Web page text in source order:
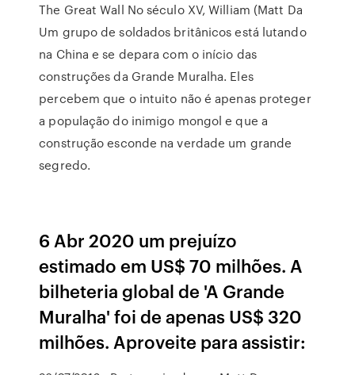
The Great Wall No século XV, William (Matt Da
Um grupo de soldados britânicos está lutando
na China e se depara com o início das
construções da Grande Muralha. Eles
percebem que o intuito não é apenas proteger
a população do inimigo mongol e que a
construção esconde na verdade um grande
segredo.
6 Abr 2020 um prejuízo
estimado em US$ 70 milhões. A
bilheteria global de 'A Grande
Muralha' foi de apenas US$ 320
milhões. Aproveite para assistir: